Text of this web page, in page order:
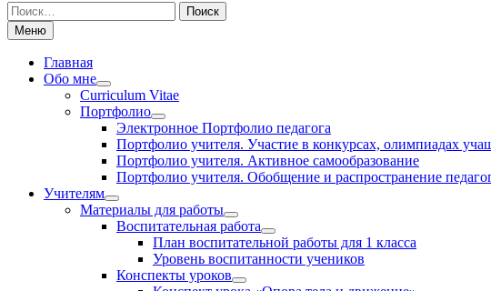
Поиск
по:Меню
Главная
Обо мне
Curriculum Vitae
Портфолио
Электронное Портфолио педагога
Портфолио учителя. Участие в конкурсах, олимпиадах
Портфолио учителя. Активное самообразование
Портфолио учителя. Обобщение и распространение
Учителям
Материалы для работы
Воспитательная работа
План воспитательной работы для 1 класса
Уровень воспитанности учеников
Конспекты уроков